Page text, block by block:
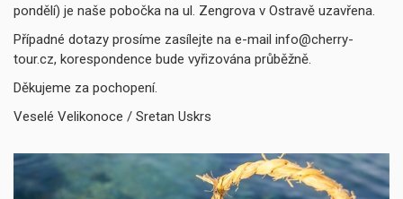
pondělí) je naše pobočka na ul. Zengrova v Ostravě uzavřena.
Případné dotazy prosíme zasílejte na e-mail info@cherry-
tour.cz, korespondence bude vyřizována průběžně.
Děkujeme za pochopení.
Veselé Velikonoce / Sretan Uskrs